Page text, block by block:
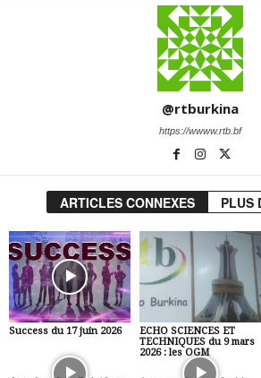
@rtburkina
https://wwww.rtb.bf
ARTICLES CONNEXES PLUS
Success du 17 juin 2026
ECHO SCIENCES ET
TECHNIQUES du 9 mars
2026 : les OGM